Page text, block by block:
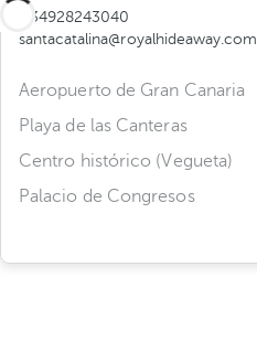
+34928243040
santacatalina@royalhideaway.com
Aeropuerto de Gran Canaria
Playa de las Canteras
Centro histórico (Vegueta)
Palacio de Congresos